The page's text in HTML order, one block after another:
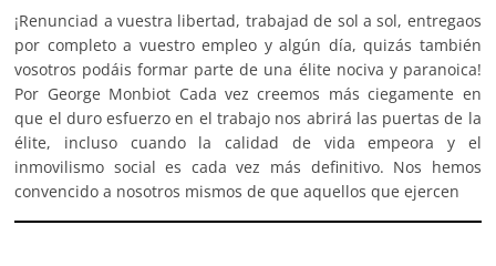
¡Renunciad a vuestra libertad, trabajad de sol a sol, entregaos
por completo a vuestro empleo y algún día, quizás también
vosotros podáis formar parte de una élite nociva y paranoica!
Por George Monbiot Cada vez creemos más ciegamente en
que el duro esfuerzo en el trabajo nos abrirá las puertas de la
élite, incluso cuando la calidad de vida empeora y el
inmovilismo social es cada vez más definitivo. Nos hemos
convencido a nosotros mismos de que aquellos que ejercen